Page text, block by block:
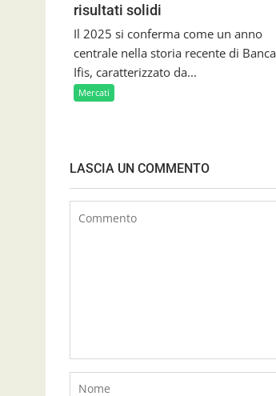
o
risultati solidi
Il 2025 si conferma come un anno
centrale nella storia recente di Banca
Ifis, caratterizzato da...
Mercati
LASCIA UN COMMENTO